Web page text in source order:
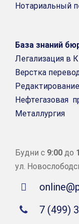
Нотариальный
База знаний
Легализация в
Верстка
Нефтегазовая
Металлургия
Будни с 9:00 до
ул.
7 (499)